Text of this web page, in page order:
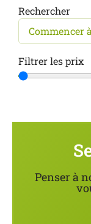
Rechercher
Filtrer les prix
Penser à